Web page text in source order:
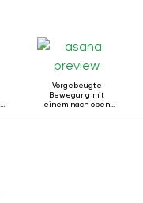
Vorgebeugte
Bewegung mit
einem nach oben